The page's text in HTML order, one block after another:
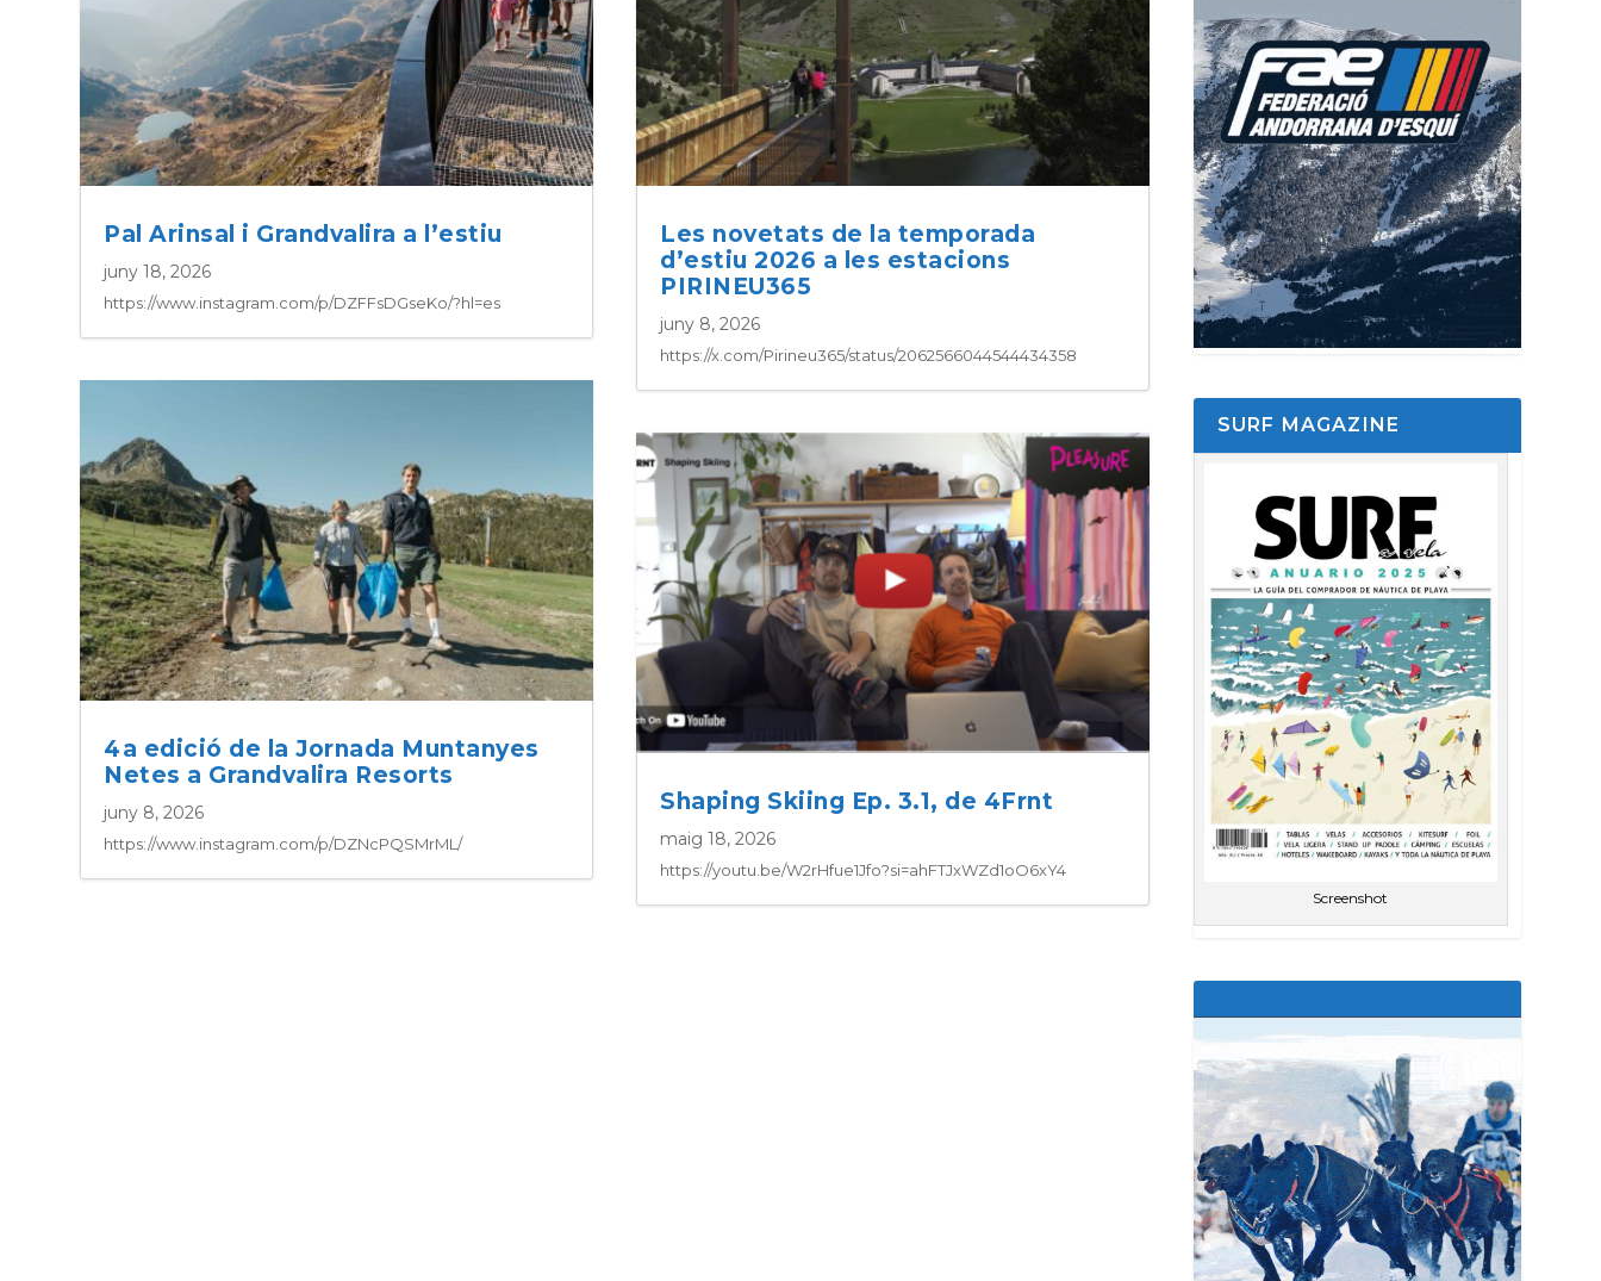
Pal Arinsal i Grandvalira a l’estiu
juny 18, 2026
https://www.instagram.com/p/DZFFsDGseKo/?hl=es
4a edició de la Jornada Muntanyes
Netes a Grandvalira Resorts
juny 8, 2026
https://www.instagram.com/p/DZNcPQSMrML/
Les novetats de la temporada
d’estiu 2026 a les estacions
PIRINEU365
juny 8, 2026
https://x.com/Pirineu365/status/2062566044544434358
Shaping Skiing Ep. 3.1, de 4Frnt
maig 18, 2026
https://youtu.be/W2rHfue1Jfo?si=ahFTJxWZd1oO6xY4
SURF MAGAZINE
Screenshot